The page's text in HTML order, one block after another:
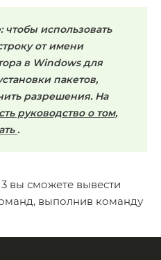
использовать
от имени
в Windows для
пакетов,
разрешения. На
руководство о том,
.
вы сможете вывести
выполнив команду